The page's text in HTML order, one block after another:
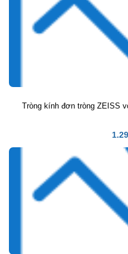
Tròng kính đơn tròng ZEISS